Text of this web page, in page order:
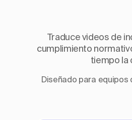
Traduce videos de
cumplimiento
tiempo la
Diseñado para equipos